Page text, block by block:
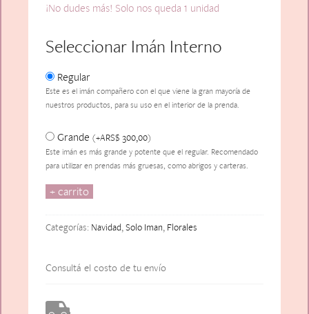
¡No dudes más! Solo nos queda 1 unidad
Seleccionar Imán Interno
Regular
Este es el imán compañero con el que viene la gran mayoría de
nuestros productos, para su uso en el interior de la prenda.
Grande (+ARS$ 300,00)
Este imán es más grande y potente que el regular. Recomendado
para utilizar en prendas más gruesas, como abrigos y carteras.
La
Fleur
cantidad
+ carrito
Categorías: Navidad,Solo Iman, Florales
Consultá el costo de tu envío